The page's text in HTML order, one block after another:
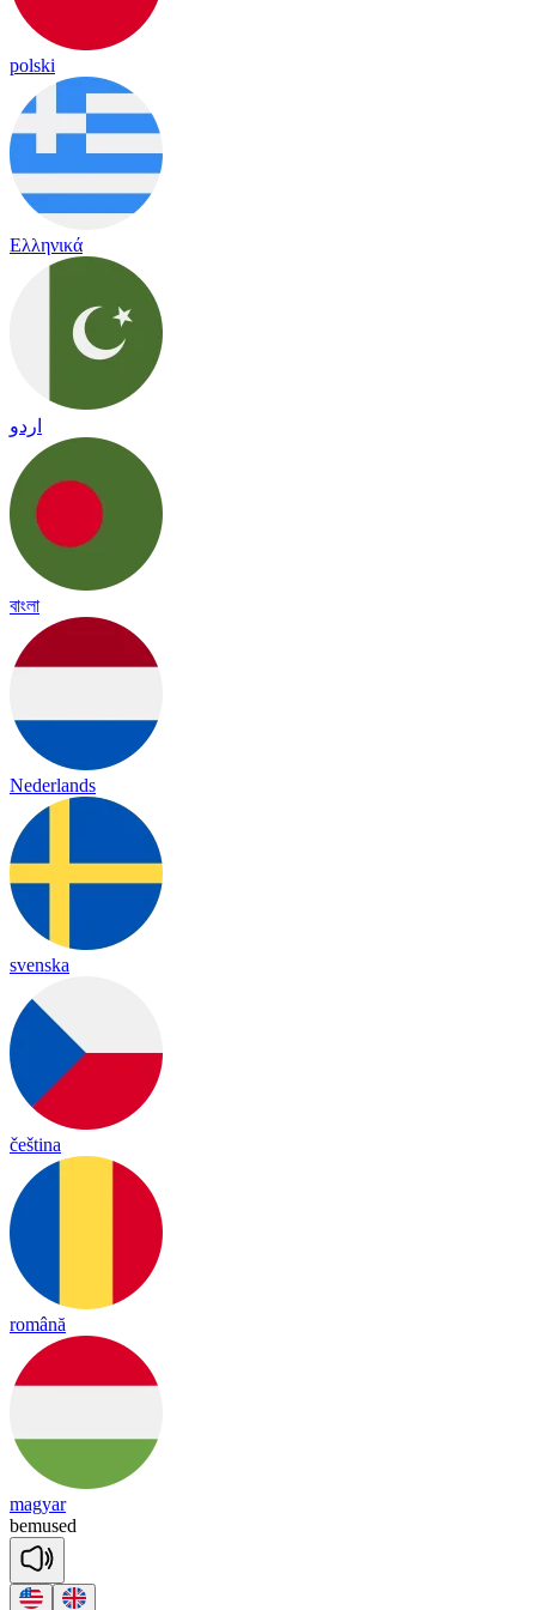
polski
Ελληνικά
اردو
বাংলা
Nederlands
svenska
čeština
română
magyar
bemused